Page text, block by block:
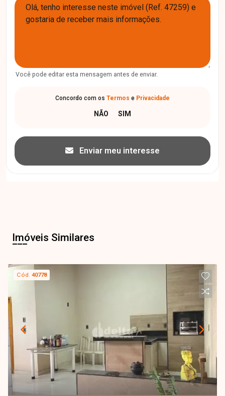
Você pode editar esta mensagem antes de enviar.
Concordo com os Termos e Privacidade
Enviar meu interesse
Imóveis Similares
Cód.40778